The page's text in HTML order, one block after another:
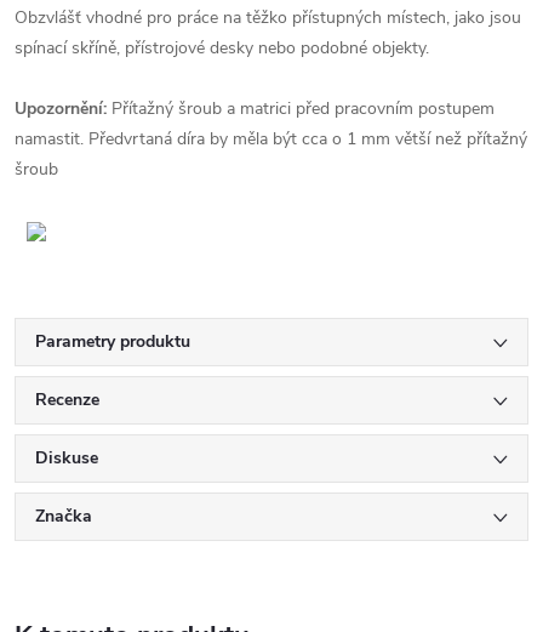
Obzvlášť vhodné pro práce na těžko přístupných místech, jako jsou
spínací skříně, přístrojové desky nebo podobné objekty.
Upozornění: Přítažný šroub a matrici před pracovním postupem
namastit. Předvrtaná díra by měla být cca o 1 mm větší než přítažný
šroub
Parametry produktu
Recenze
Diskuse
Značka